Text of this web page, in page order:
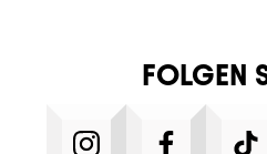
FOLGEN
INSTAGRAM